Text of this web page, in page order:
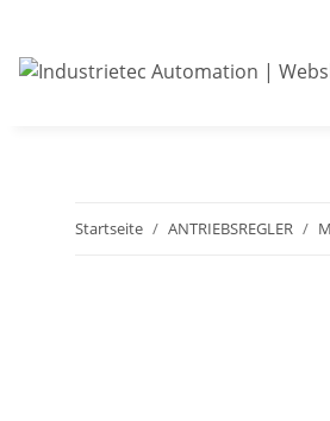
Startseite ANTRIEBSREGLER